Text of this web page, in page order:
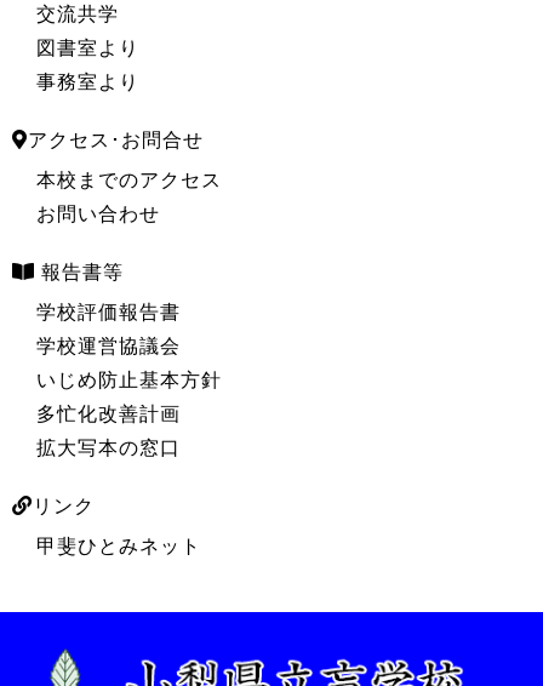
交流共学
図書室より
事務室より
アクセス･お問合せ
本校までのアクセス
お問い合わせ
報告書等
学校評価報告書
学校運営協議会
いじめ防止基本方針
多忙化改善計画
拡大写本の窓口
リンク
甲斐ひとみネット